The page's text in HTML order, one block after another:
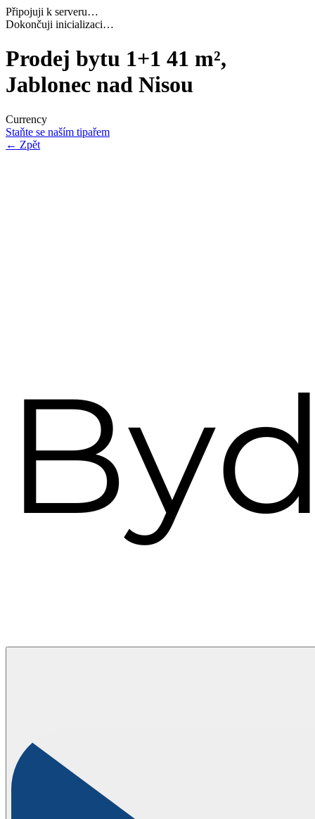
Připojuji k serveru…
Navazuji bezpečné spojení…
Prodej bytu 1+1 41 m²,
Jablonec nad Nisou
Currency
Staňte se naším tipařem
← Zpět